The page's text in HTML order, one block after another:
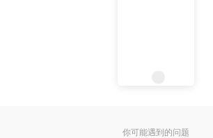
你可能遇到的问题